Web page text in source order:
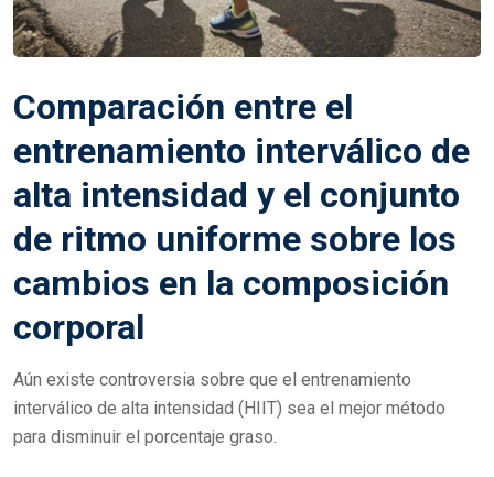
Comparación entre el
entrenamiento interválico de
alta intensidad y el conjunto
de ritmo uniforme sobre los
cambios en la composición
corporal
Aún existe controversia sobre que el entrenamiento
interválico de alta intensidad (HIIT) sea el mejor método
para disminuir el porcentaje graso.